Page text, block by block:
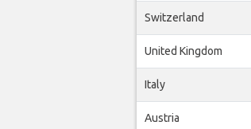
Switzerland
United Kingdom
Italy
Austria